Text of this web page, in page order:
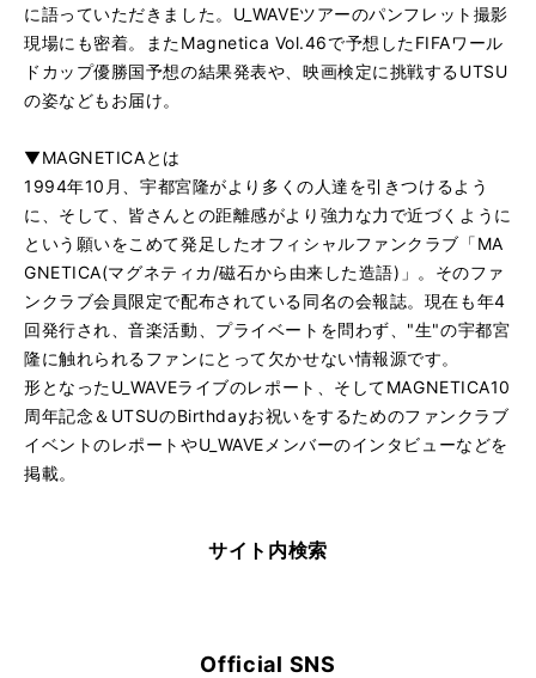
に語っていただきました。U_WAVEツアーのパンフレット撮影
現場にも密着。またMagnetica Vol.46で予想したFIFAワール
ドカップ優勝国予想の結果発表や、映画検定に挑戦するUTSU
の姿などもお届け。
▼MAGNETICAとは
1994年10月、宇都宮隆がより多くの人達を引きつけるよう
に、そして、皆さんとの距離感がより強力な力で近づくように
という願いをこめて発足したオフィシャルファンクラブ「MA
GNETICA(マグネティカ/磁石から由来した造語)」。そのファ
ンクラブ会員限定で配布されている同名の会報誌。現在も年4
回発行され、音楽活動、プライベートを問わず、"生"の宇都宮
隆に触れられるファンにとって欠かせない情報源です。
形となったU_WAVEライブのレポート、そしてMAGNETICA10
周年記念＆UTSUのBirthdayお祝いをするためのファンクラブ
イベントのレポートやU_WAVEメンバーのインタビューなどを
掲載。
サイト内検索
Official SNS